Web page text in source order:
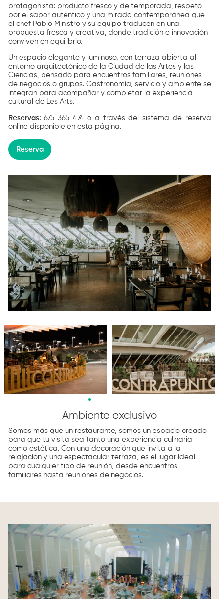
protagonista: producto fresco y de temporada, respeto
por el sabor auténtico y una mirada contemporánea que
el chef Pablo Ministro y su equipo traducen en una
propuesta fresca y creativa, donde tradición e innovación
conviven en equilibrio.
Un espacio elegante y luminoso, con terraza abierta al
entorno arquitectónico de la Ciudad de las Artes y las
Ciencias, pensado para encuentros familiares, reuniones
de negocios o grupos. Gastronomía, servicio y ambiente se
integran para acompañar y completar la experiencia
cultural de Les Arts.
Reservas: 675 365 474 o a través del sistema de reserva
online disponible en esta página.
Reserva
Ambiente exclusivo
Somos más que un restaurante, somos un espacio creado
para que tu visita sea tanto una experiencia culinaria
como estética. Con una decoración que invita a la
relajación y una espectacular terraza, es el lugar ideal
para cualquier tipo de reunión, desde encuentros
familiares hasta reuniones de negocios.